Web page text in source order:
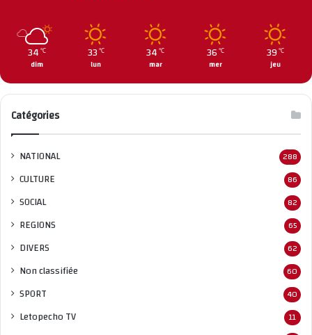
34 ℃
dim
33℃
lun
34 ℃
mar
36 ℃
mer
39℃
jeu
Catégories
NATIONAL 288
CULTURE 86
SOCIAL 82
REGIONS 65
DIVERS 62
Non classifiée 60
SPORT 40
Letopecho TV 11